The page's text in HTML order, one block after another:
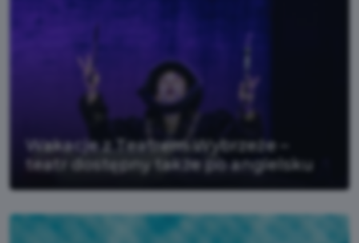
Wakacje z Teatrem Wybrzeże –
teatr dostępny także po angielsku